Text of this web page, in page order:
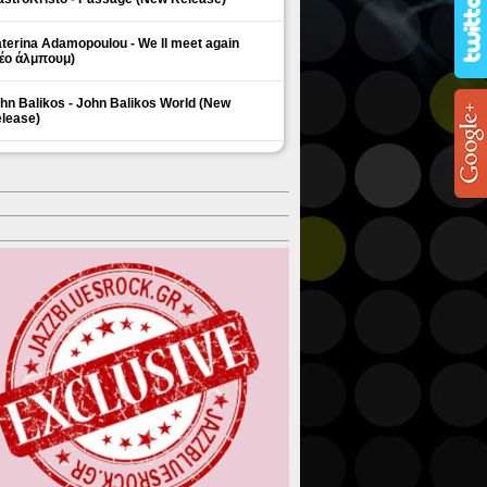
Adamopoulou - We ll meet again
άλμπουμ)
Balikos - John Balikos World (New